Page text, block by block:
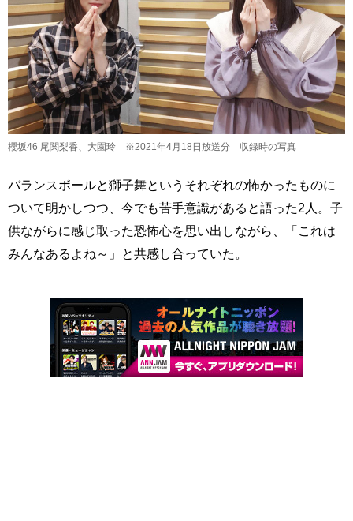
櫻坂46 尾関梨香、大園玲 ※2021年4月18日放送分 収録時の写真
バランスボールと獅子舞というそれぞれの怖かったものに
ついて明かしつつ、今でも苦手意識があると語った2人。子
供ながらに感じ取った恐怖心を思い出しながら、「これは
みんなあるよね～」と共感し合っていた。